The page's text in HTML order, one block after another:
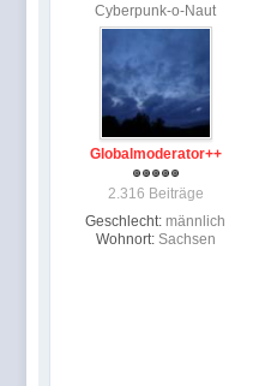
Cyberpunk-o-Naut
Globalmoderator++
2.316 Beiträge
Geschlecht: männlich
Wohnort: Sachsen